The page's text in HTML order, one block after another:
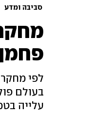
סביבה ומדע
בעולם
עלייה